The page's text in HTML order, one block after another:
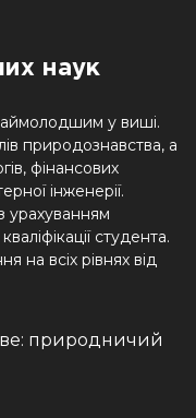
наук
у виші.
природознавства, а
фінансових
інженерії.
урахуванням
студента.
на всіх рівнях від